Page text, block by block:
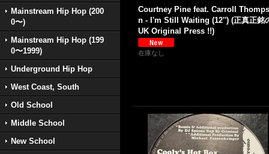
Mainstream Hip Hop (200
0〜)
Mainstream Hip Hop (199
0〜1999)
Underground Hip Hop
West Coast, South
Old School
Middle School
New School
Courtney Pine feat. Carroll
n - I'm Still Waiting (12'') (正真正銘
UK Original Press !!)
在庫なし